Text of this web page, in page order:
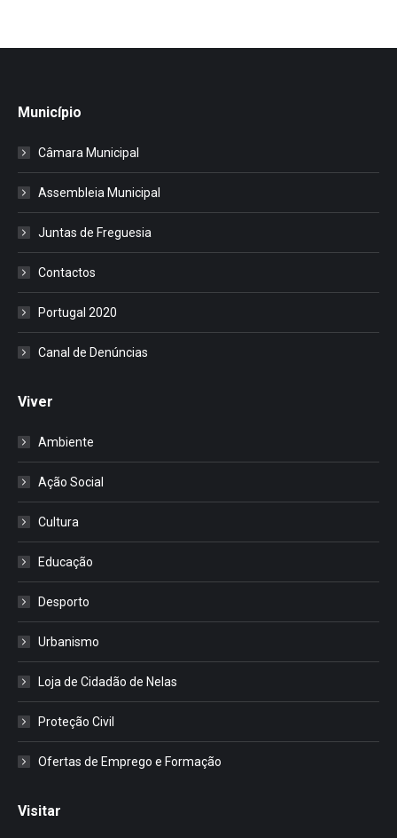
Município
Câmara Municipal
Assembleia Municipal
Juntas de Freguesia
Contactos
Portugal 2020
Canal de Denúncias
Viver
Ambiente
Ação Social
Cultura
Educação
Desporto
Urbanismo
Loja de Cidadão de Nelas
Proteção Civil
Ofertas de Emprego e Formação
Visitar